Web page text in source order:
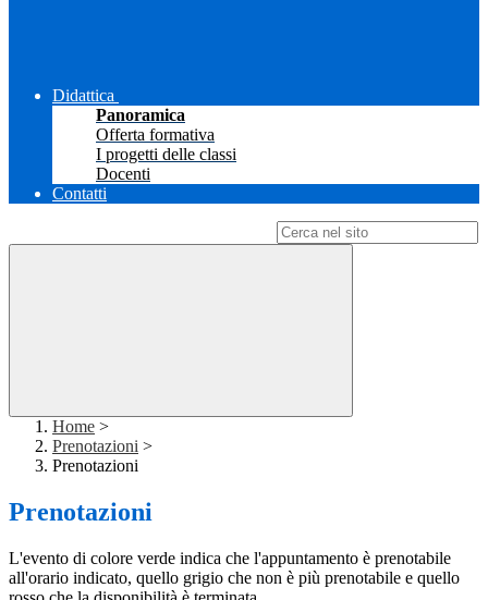
Didattica
Panoramica
Offerta formativa
I progetti delle classi
Docenti
Contatti
Home >
Prenotazioni >
Prenotazioni
Prenotazioni
L'evento di colore verde indica che l'appuntamento è prenotabile
all'orario indicato, quello grigio che non è più prenotabile e quello